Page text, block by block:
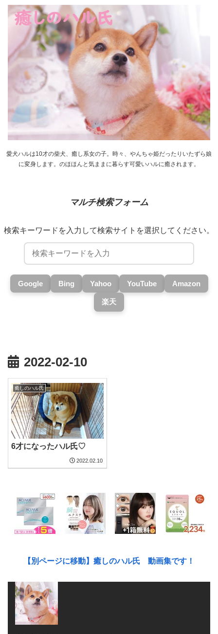
愛犬ハルは10才の柴犬、癒し系女の子。時々、やんちゃ姫だったりいたずら娘
に変身します。のほほんと気ままに暮らす可愛いハルに癒されます。
マルチ検索フォーム
検索キーワードを入力して検索サイトを選択してください。
Google Bing Yahoo YouTube Amazon
楽天
2022-02-10
癒しのハル氏
6才になったハル氏♡
2022.02.10
【別ページに移動】癒しのハル氏 動画集です！